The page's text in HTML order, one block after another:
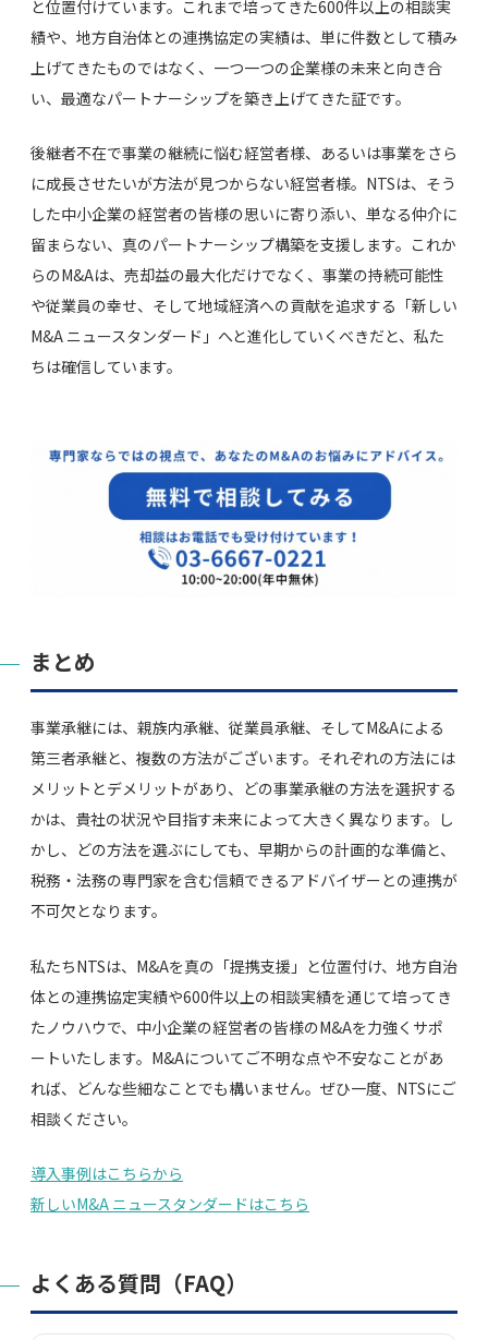
と位置付けています。これまで培ってきた600件以上の相談実
績や、地方自治体との連携協定の実績は、単に件数として積み
上げてきたものではなく、一つ一つの企業様の未来と向き合
い、最適なパートナーシップを築き上げてきた証です。
後継者不在で事業の継続に悩む経営者様、あるいは事業をさら
に成長させたいが方法が見つからない経営者様。NTSは、そう
した中小企業の経営者の皆様の思いに寄り添い、単なる仲介に
留まらない、真のパートナーシップ構築を支援します。これか
らのM&Aは、売却益の最大化だけでなく、事業の持続可能性
や従業員の幸せ、そして地域経済への貢献を追求する「新しい
M&A ニュースタンダード」へと進化していくべきだと、私た
ちは確信しています。
まとめ
事業承継には、親族内承継、従業員承継、そしてM&Aによる
第三者承継と、複数の方法がございます。それぞれの方法には
メリットとデメリットがあり、どの事業承継の方法を選択する
かは、貴社の状況や目指す未来によって大きく異なります。し
かし、どの方法を選ぶにしても、早期からの計画的な準備と、
税務・法務の専門家を含む信頼できるアドバイザーとの連携が
不可欠となります。
私たちNTSは、M&Aを真の「提携支援」と位置付け、地方自治
体との連携協定実績や600件以上の相談実績を通じて培ってき
たノウハウで、中小企業の経営者の皆様のM&Aを力強くサポ
ートいたします。M&Aについてご不明な点や不安なことがあ
れば、どんな些細なことでも構いません。ぜひ一度、NTSにご
相談ください。
導入事例はこちらから
新しいM&A ニュースタンダードはこちら
よくある質問（FAQ）